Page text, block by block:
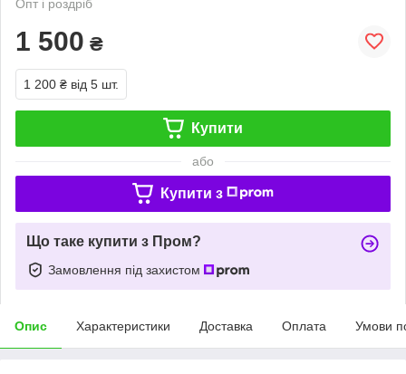
Опт і роздріб
1 500 ₴
1 200 ₴ від 5 шт.
Купити
або
Купити з
Що таке купити з Пром?
Замовлення під захистом
Опис Характеристики Доставка Оплата Умови